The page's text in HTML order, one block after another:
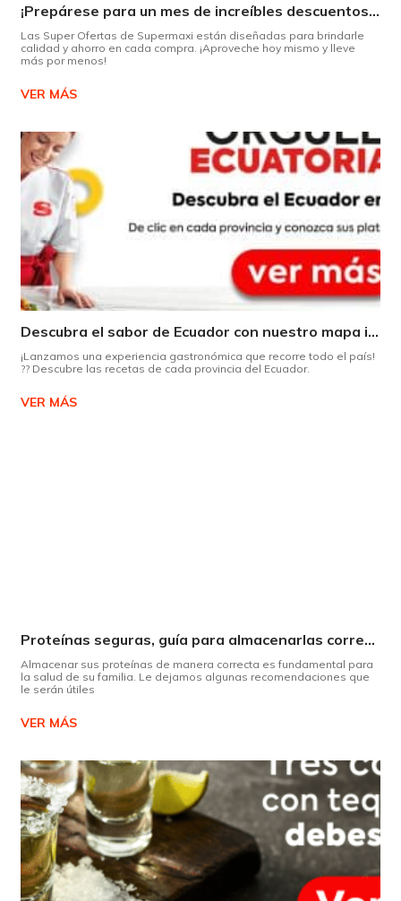
¡Prepárese para un mes de increíbles descuentos en Supermaxi!
Las Super Ofertas de Supermaxi están diseñadas para brindarle
calidad y ahorro en cada compra. ¡Aproveche hoy mismo y lleve
más por menos!
VER MÁS
Descubra el sabor de Ecuador con nuestro mapa interactivo de recetas
¡Lanzamos una experiencia gastronómica que recorre todo el país!
?? Descubre las recetas de cada provincia del Ecuador.
VER MÁS
Proteínas seguras, guía para almacenarlas correctamente Copiar
Almacenar sus proteínas de manera correcta es fundamental para
la salud de su familia. Le dejamos algunas recomendaciones que
le serán útiles
VER MÁS